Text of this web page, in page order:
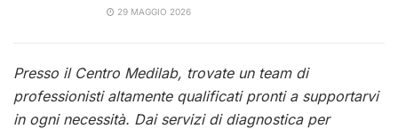
29 MAGGIO 2026
Presso il Centro Medilab, trovate un team di
professionisti altamente qualificati pronti a supportarvi
in ogni necessità. Dai servizi di diagnostica per